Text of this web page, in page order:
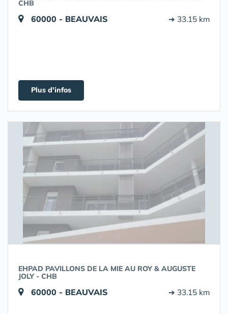
CHB
60000 - BEAUVAIS ➔ 33.15 km
Plus d'infos
EHPAD PAVILLONS DE LA MIE AU ROY & AUGUSTE
JOLY - CHB
60000 - BEAUVAIS ➔ 33.15 km